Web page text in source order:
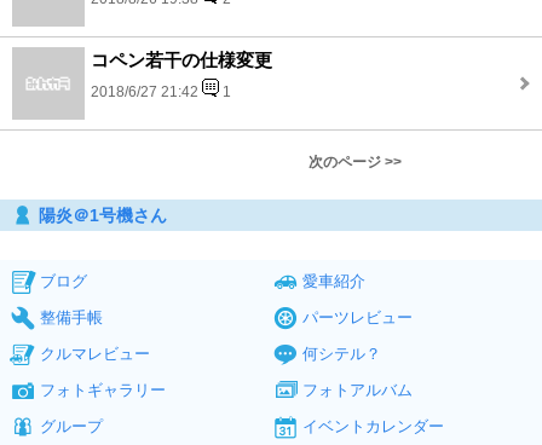
コペン若干の仕様変更
2018/6/27 21:42 1
次のページ >>
陽炎＠1号機さん
ブログ
愛車紹介
整備手帳
パーツレビュー
クルマレビュー
何シテル？
フォトギャラリー
フォトアルバム
グループ
イベントカレンダー